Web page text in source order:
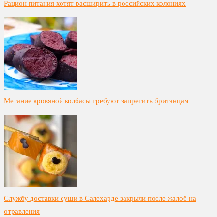
Рацион питания хотят расширить в российских колониях
Метание кровяной колбасы требуют запретить британцам
Службу доставки суши в Салехарде закрыли после жалоб на
отравления